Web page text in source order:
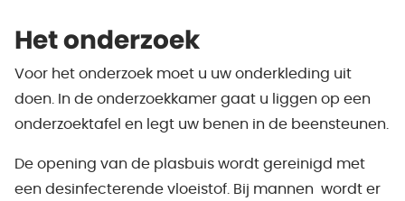
Het onderzoek
Voor het onderzoek moet u uw onderkleding uit
doen. In de onderzoekkamer gaat u liggen op een
onderzoektafel en legt uw benen in de beensteunen.
De opening van de plasbuis wordt gereinigd met
een desinfecterende vloeistof. Bij mannen wordt er